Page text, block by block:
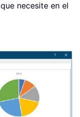
necesite en el